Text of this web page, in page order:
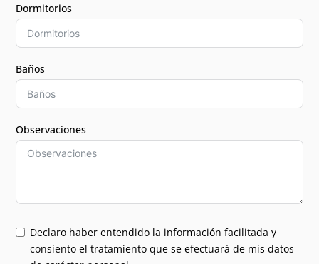
Dormitorios
Baños
Observaciones
Declaro haber entendido la información facilitada y
consiento el tratamiento que se efectuará de mis datos